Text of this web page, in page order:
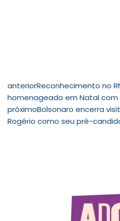
anteriorReconhecimento no
homenageado em Natal
próximoBolsonaro encerra
Rogério como seu pré-